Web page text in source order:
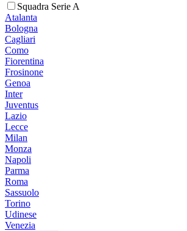
Squadra Serie A
Atalanta
Bologna
Cagliari
Como
Fiorentina
Frosinone
Genoa
Inter
Juventus
Lazio
Lecce
Milan
Monza
Napoli
Parma
Roma
Sassuolo
Torino
Udinese
Venezia